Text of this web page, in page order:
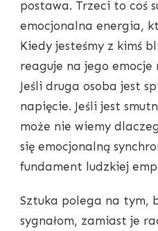
postawa. Trzeci to coś
emocjonalna energia,
Kiedy jesteśmy z kimś
reaguje na jego
Jeśli druga osoba jest
napięcie. Jeśli jest
może nie wiemy
się emocjonalną
fundament ludzkiej
Sztuka polega na tym,
sygnałom, zamiast je